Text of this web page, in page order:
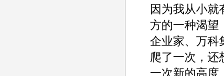
因为我从小就
方的一种渴望
企业家、万科
爬了一次，还
一次新的高度